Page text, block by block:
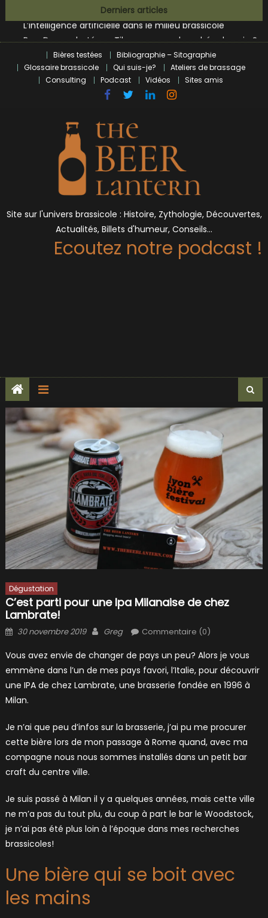
to
content
Derniers articles
L’intelligence artificielle dans le milieu brassicole
BrewDog racheté par Tilray pour une bouchée de pain ?
Bières et célébrités
Bières testées
Bibliographie – Sitographie
Glossaire brassicole
Qui suis-je?
Ateliers de brassage
Consulting
Podcast Vidéos Sites amis
Site sur l'univers brassicole : Histoire, Zythologie, Découvertes,
Actualités, Billets d'humeur, Conseils…
Ecoutez notre podcast !
Dégustation
C’est parti pour une Ipa Milanaise de chez
Lambrate!
Posted
30 novembre 2019 Author
Greg Commentaire (0)
Vous avez envie de changer de pays un peu? Alors je vous
emmène dans l’un de mes pays favori, l’Italie, pour découvrir
une IPA de chez Lambrate, une brasserie fondée en 1996 à
Milan.
Je n’ai que peu d’infos sur la brasserie, j’ai pu me procurer
cette bière lors de mon passage à Rome quand, avec ma
compagne nous nous sommes installés dans un petit bar
craft du centre ville.
Je suis passé à Milan il y a quelques années, mais cette ville
ne m’a pas du tout plu, du coup à part le bar le Woodstock,
je n’ai pas été plus loin à l’époque dans mes recherches
brassicoles!
Une bière qui se boit avec
les mains